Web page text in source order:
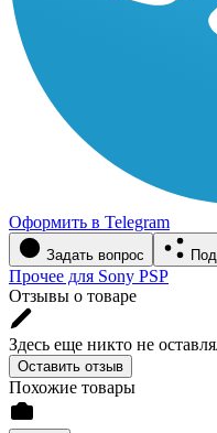
Оформить в Telegram
Задать вопрос
Прочее для Sony PSP
Отзывы о товаре
Здесь еще никто не
Оставить отзыв
Похожие товары